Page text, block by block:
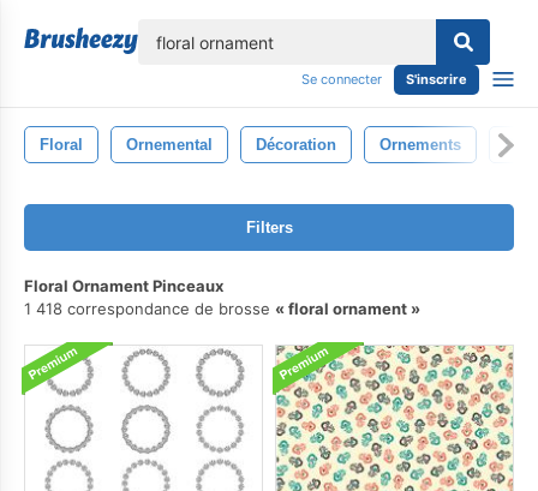
Se connecter S'inscrire
Floral Ornemental Décoration Ornements
Filters
Floral Ornament Pinceaux
1 418 correspondance de brosse
floral ornament